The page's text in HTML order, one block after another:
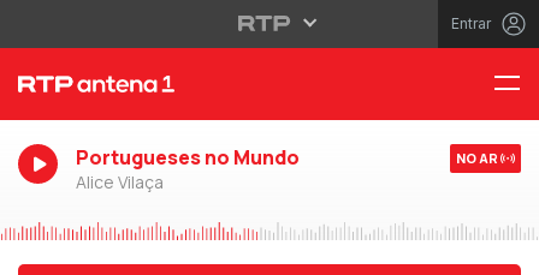
Entrar
Portugueses no Mundo
Alice Vilaça
NO AR